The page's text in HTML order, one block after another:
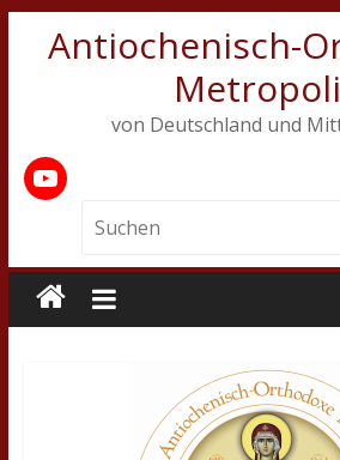
Antiochenisch-
von Deutschland und